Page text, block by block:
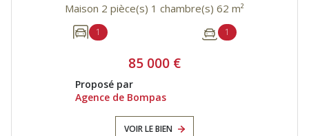
Maison 2 pièce(s) 1 chambre(s) 62 m²
1 1
85 000 €
Proposé par
Agence de Bompas
VOIR LE BIEN